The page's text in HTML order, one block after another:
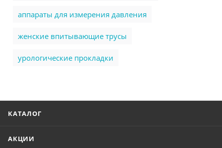
аппараты для измерения давления
женские впитывающие трусы
урологические прокладки
КАТАЛОГ
АКЦИИ